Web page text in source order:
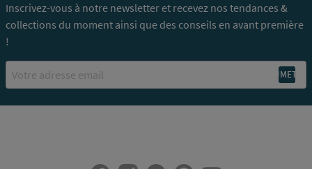
Inscrivez-vous à notre newsletter et recevez nos tendances &
collections du moment ainsi que des conseils en avant première
!